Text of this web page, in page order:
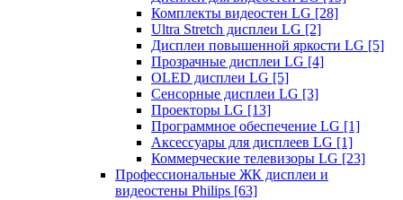
Комплекты видеостен LG [28]
Ultra Stretch дисплеи LG [2]
Дисплеи повышенной яркости LG [5]
Прозрачные дисплеи LG [4]
OLED дисплеи LG [5]
Сенсорные дисплеи LG [3]
Проекторы LG [13]
Программное обеспечение LG [1]
Аксессуары для дисплеев LG [1]
Коммерческие телевизоры LG [23]
Профессиональные ЖК дисплеи и
видеостены Philips [63]